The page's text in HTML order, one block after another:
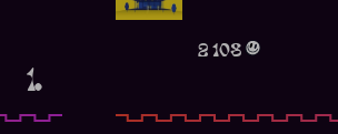
1.
2 108